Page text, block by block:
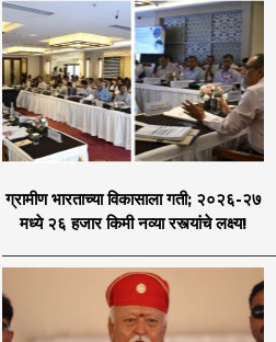
ग्रामीण भारताच्या विकासाला गती; २०२६-२७
मध्ये २६ हजार किमी नव्या रस्त्यांचे लक्ष्य!